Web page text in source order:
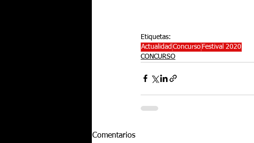
Etiquetas:
Actualidad Concurso Festival 2020
CONCURSO
Comentarios